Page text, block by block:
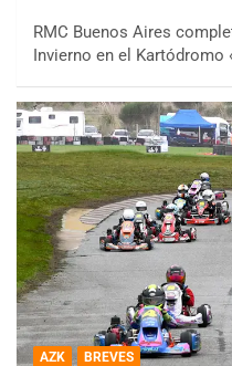
RMC Buenos Aires
Invierno en el Kartódromo
AZK BREVES